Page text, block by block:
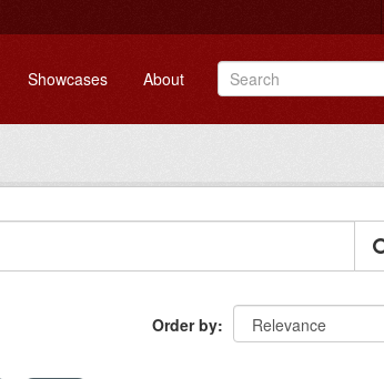
Showcases About
Order by